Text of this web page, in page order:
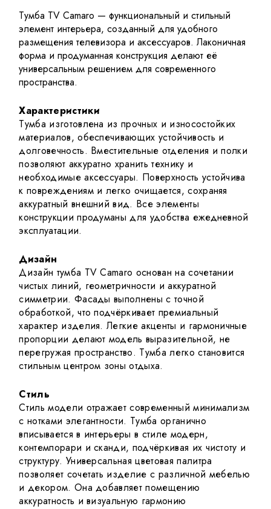
Тумба TV Camaro — функциональный и стильный
элемент интерьера, созданный для удобного
размещения телевизора и аксессуаров. Лаконичная
форма и продуманная конструкция делают её
универсальным решением для современного
пространства.
Характеристики
Тумба изготовлена из прочных и износостойких
материалов, обеспечивающих устойчивость и
долговечность. Вместительные отделения и полки
позволяют аккуратно хранить технику и
необходимые аксессуары. Поверхность устойчива
к повреждениям и легко очищается, сохраняя
аккуратный внешний вид. Все элементы
конструкции продуманы для удобства ежедневной
эксплуатации.
Дизайн
Дизайн тумба TV Camaro основан на сочетании
чистых линий, геометричности и аккуратной
симметрии. Фасады выполнены с точной
обработкой, что подчёркивает премиальный
характер изделия. Легкие акценты и гармоничные
пропорции делают модель выразительной, не
перегружая пространство. Тумба легко становится
стильным центром зоны отдыха.
Стиль
Стиль модели отражает современный минимализм
с нотками элегантности. Тумба органично
вписывается в интерьеры в стиле модерн,
контемпорари и сканди, подчёркивая их чистоту и
структуру. Универсальная цветовая палитра
позволяет сочетать изделие с различной мебелью
и декором. Она добавляет помещению
аккуратность и визуальную гармонию